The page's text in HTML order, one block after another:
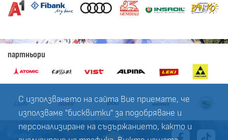
С използването на сайта Вие приемате, че
използваме "бисквитки" за подобряване и
персонализиране на съдържанието, както и
партньори